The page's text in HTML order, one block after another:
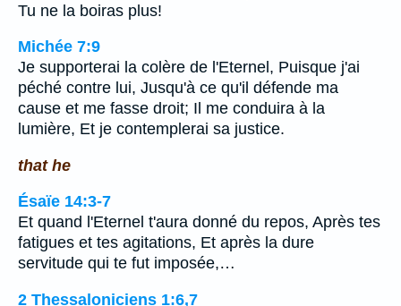
Tu ne la boiras plus!
Michée 7:9
Je supporterai la colère de l'Eternel, Puisque j'ai
péché contre lui, Jusqu'à ce qu'il défende ma
cause et me fasse droit; Il me conduira à la
lumière, Et je contemplerai sa justice.
that he
Ésaïe 14:3-7
Et quand l'Eternel t'aura donné du repos, Après tes
fatigues et tes agitations, Et après la dure
servitude qui te fut imposée,…
2 Thessaloniciens 1:6,7